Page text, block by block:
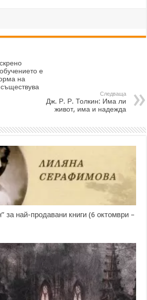
е
на
Следваща
Дж. Р. Р. Толкин: Има ли
живот, има и надежда
за най-продавани книги (6 октомври –